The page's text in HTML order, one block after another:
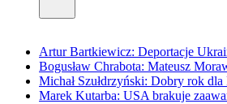
Artur Bartkiewicz: Deportacje
Bogusław Chrabota: Mateusz
Michał Szułdrzyński: Dobry rok
Marek Kutarba: USA brakuje